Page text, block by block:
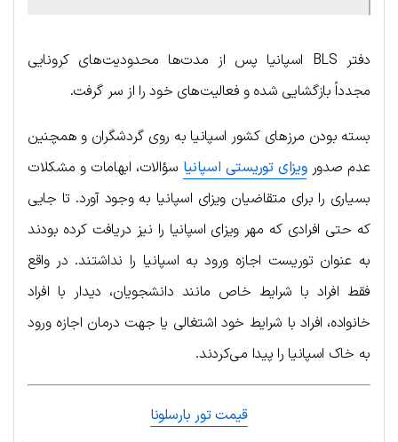
دفتر BLS اسپانیا پس از مدت‌ها محدودیت‌های کرونایی
مجدداً بازگشایی شده و فعالیت‌های خود را از سر گرفت.
بسته بودن مرزهای کشور اسپانیا به روی گردشگران و همچنین
عدم صدورویزای توریستی اسپانیا سؤالات، ابهامات و مشکلات
بسیاری را برای متقاضیان ویزای اسپانیا به وجود آورد. تا جایی
که حتی افرادی که مهر ویزای اسپانیا را نیز دریافت کرده بودند
به عنوان توریست اجازه ورود به اسپانیا را نداشتند. در واقع
فقط افراد با شرایط خاص مانند دانشجویان، دیدار با افراد
خانواده، افراد با شرایط خود اشتغالی یا جهت درمان اجازه ورود
به خاک اسپانیا را پیدا می‌کردند.
قیمت تور بارسلونا